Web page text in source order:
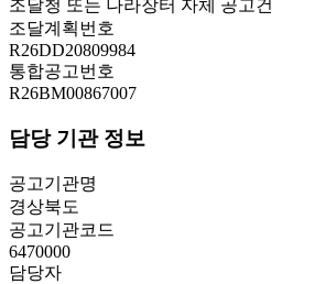
조달청 또는 나라장터 자체 공고건
조달계획번호
R26DD20809984
통합공고번호
R26BM00867007
담당 기관 정보
공고기관명
경상북도
공고기관코드
6470000
담당자